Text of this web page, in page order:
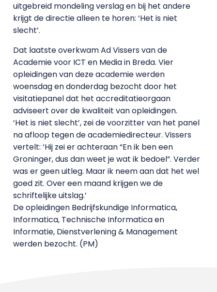
uitgebreid mondeling verslag en bij het andere
krijgt de directie alleen te horen: ‘Het is niet
slecht’.
Dat laatste overkwam Ad Vissers van de
Academie voor ICT en Media in Breda. Vier
opleidingen van deze academie werden
woensdag en donderdag bezocht door het
visitatiepanel dat het accreditatieorgaan
adviseert over de kwaliteit van opleidingen.
‘Het is niet slecht’, zei de voorzitter van het panel
na afloop tegen de academiedirecteur. Vissers
vertelt: ‘Hij zei er achteraan “En ik ben een
Groninger, dus dan weet je wat ik bedoel”. Verder
was er geen uitleg. Maar ik neem aan dat het wel
goed zit. Over een maand krijgen we de
schriftelijke uitslag.’
De opleidingen Bedrijfskundige Informatica,
Informatica, Technische Informatica en
Informatie, Dienstverlening & Management
werden bezocht. (PM)